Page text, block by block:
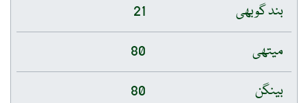
بند گوبھی
21
میتھی
80
بینگن
80